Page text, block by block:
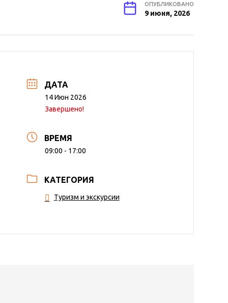
ОПУБЛИКОВАНО
9 июня, 2026
ДАТА
14 Июн 2026
Завершено!
ВРЕМЯ
09:00 - 17:00
КАТЕГОРИЯ
Туризм и экскурсии